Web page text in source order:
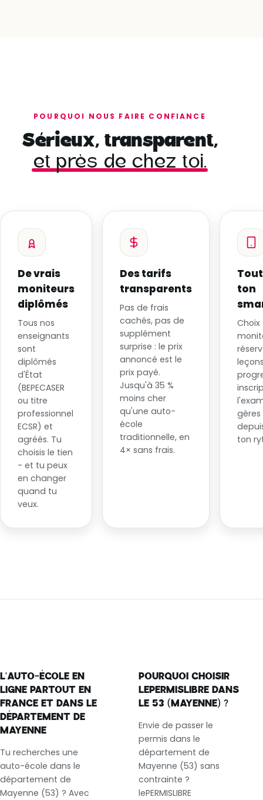
POURQUOI NOUS FAIRE CONFIANCE
Sérieux, transparent,
et près de chez toi.
De vrais
moniteurs
diplômés
Tous nos
enseignants
sont
diplômés
d'État
(BEPECASER
ou titre
professionnel
ECSR) et
agréés. Tu
choisis le tien
- et tu peux
en changer
quand tu
veux.
Des tarifs
transparents
Pas de frais
cachés, pas de
supplément
surprise : le prix
annoncé est le
prix payé.
Jusqu'à 35 %
moins cher
qu'une auto-
école
traditionnelle, en
4× sans frais.
ton
Choix
ton
L'AUTO-ÉCOLE EN
LIGNE PARTOUT EN
FRANCE ET DANS LE
DÉPARTEMENT DE
MAYENNE
Tu recherches une
auto-école dans le
département de
Mayenne (53) ? Avec
POURQUOI CHOISIR
LEPERMISLIBRE DANS
LE 53 (MAYENNE) ?
Envie de passer le
permis dans le
département de
Mayenne (53) sans
contrainte ?
lePERMISLIBRE